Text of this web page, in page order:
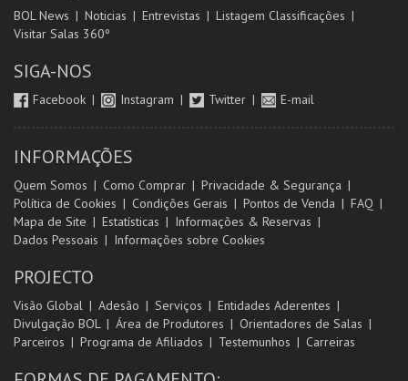
BOL News Noticias Entrevistas
Listagem Classificações
Visitar Salas 360º
SIGA-NOS
Facebook Instagram Twitter E-mail
INFORMAÇÕES
Quem Somos Como Comprar
Privacidade & Segurança
Política de Cookies
Condições Gerais Pontos de Venda
FAQ
Mapa de Site
Estatísticas
Informações & Reservas
Dados Pessoais
Informações sobre Cookies
PROJECTO
Visão Global Adesão Serviços
Entidades Aderentes
Divulgação BOL
Área de Produtores
Orientadores de Salas
Parceiros
Programa de Afiliados Testemunhos Carreiras